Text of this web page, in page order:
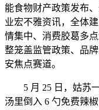
能食物财产政策发布
业宏不雅资讯，全体
情集中、消费胶葛多
整笼盖监管政策、品
安焦点赛道。
5 月 25 日，姑苏一
汤里倒入 6 勺免费辣